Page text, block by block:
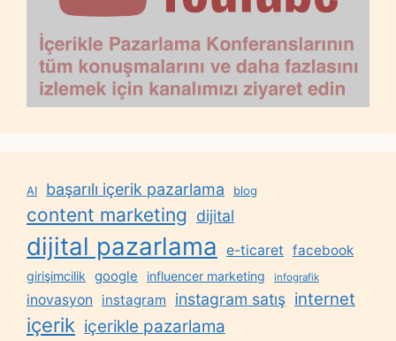
AI başarılı içerik pazarlama blog
content marketing dijital
dijital pazarlama e-ticaret facebook
girişimcilik google influencer marketing infografik
inovasyon instagram instagram satış internet
içerik içerikle pazarlama